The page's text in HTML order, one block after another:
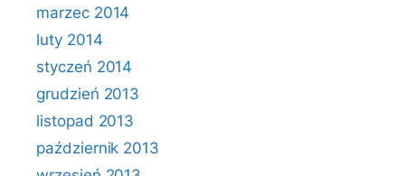
marzec 2014
luty 2014
styczeń 2014
grudzień 2013
listopad 2013
październik 2013